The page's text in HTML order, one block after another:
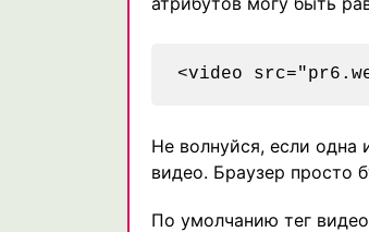
Не волнуйся, если одна
видео. Браузер просто
По умолчанию тег